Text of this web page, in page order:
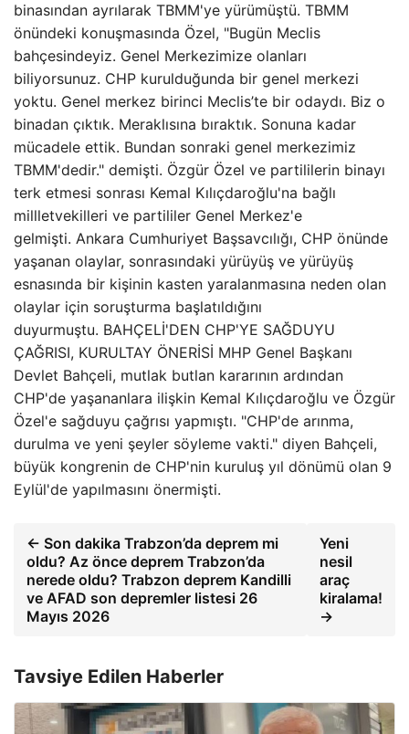
binasından ayrılarak TBMM'ye yürümüştü. TBMM
önündeki konuşmasında Özel, "Bugün Meclis
bahçesindeyiz. Genel Merkezimize olanları
biliyorsunuz. CHP kurulduğunda bir genel merkezi
yoktu. Genel merkez birinci Meclis’te bir odaydı. Biz o
binadan çıktık. Meraklısına bıraktık. Sonuna kadar
mücadele ettik. Bundan sonraki genel merkezimiz
TBMM'dedir." demişti. Özgür Özel ve partililerin binayı
terk etmesi sonrası Kemal Kılıçdaroğlu'na bağlı
millletvekilleri ve partililer Genel Merkez'e
gelmişti. Ankara Cumhuriyet Başsavcılığı, CHP önünde
yaşanan olaylar, sonrasındaki yürüyüş ve yürüyüş
esnasında bir kişinin kasten yaralanmasına neden olan
olaylar için soruşturma başlatıldığını
duyurmuştu. BAHÇELİ'DEN CHP'YE SAĞDUYU
ÇAĞRISI, KURULTAY ÖNERİSİ MHP Genel Başkanı
Devlet Bahçeli, mutlak butlan kararının ardından
CHP'de yaşananlara ilişkin Kemal Kılıçdaroğlu ve Özgür
Özel'e sağduyu çağrısı yapmıştı. "CHP'de arınma,
durulma ve yeni şeyler söyleme vakti." diyen Bahçeli,
büyük kongrenin de CHP'nin kuruluş yıl dönümü olan 9
Eylül'de yapılmasını önermişti.
← Son dakika Trabzon’da deprem mi
oldu? Az önce deprem Trabzon’da
nerede oldu? Trabzon deprem Kandilli
ve AFAD son depremler listesi 26
Mayıs 2026
Yeni
nesil
araç
kiralama!
→
Tavsiye Edilen Haberler